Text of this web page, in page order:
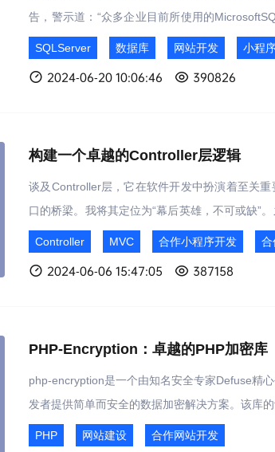
告，警示道：“众多企业目前所使用的
新。”MicrosoftSQLServer，作为微软精心打造并
SQLServer 数据库 网站开发 小程
2024-06-20 10:06:46 390826
构建一个卓越的Controller层逻辑
谈及Controller层，它在软件开发中扮演着至关
口的桥梁。我将其定位为“幕后英雄，不可或缺”
传统的三层架构到现代的COLA架构，Controller
Controller MVC 合作小程序开发 合
2024-06-06 15:47:05 387158
PHP-Encryption：卓越的PHP加密库
php-encryption是一个由知名安全专家Defuse精
发者提供简单而安全的数据加密解决方案。该库
发者在无需深入了解密码学复杂性的情况下，也
PHP 网站建设 合作网站开发